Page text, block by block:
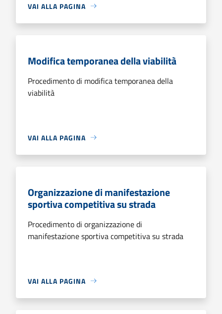
VAI ALLA PAGINA
Modifica temporanea della viabilità
Procedimento di modifica temporanea della
viabilità
VAI ALLA PAGINA
Organizzazione di manifestazione
sportiva competitiva su strada
Procedimento di organizzazione di
manifestazione sportiva competitiva su strada
VAI ALLA PAGINA